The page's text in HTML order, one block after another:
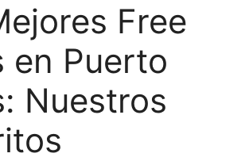
Free
en Puerto
Nuestros